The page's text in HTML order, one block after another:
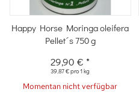
Happy Horse Moringa oleifera
Pellet´s 750 g
29,90 €*
39,87 € pro 1 kg
Momentan nicht verfügbar